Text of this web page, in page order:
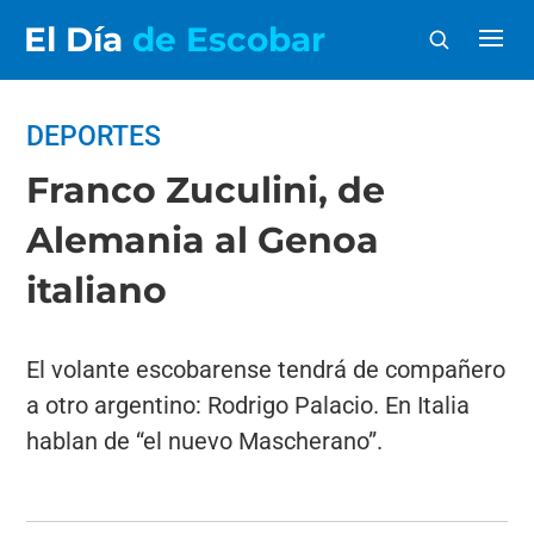
El Día de Escobar
DEPORTES
Franco Zuculini, de
Alemania al Genoa
italiano
El volante escobarense tendrá de compañero
a otro argentino: Rodrigo Palacio. En Italia
hablan de “el nuevo Mascherano”.